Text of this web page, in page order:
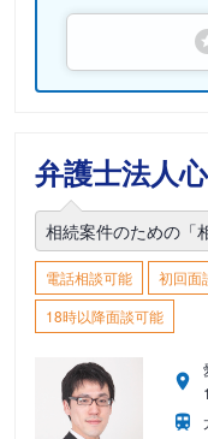
弁護士法人
相続案件のための「
電話相談可能 初回面
18時以降面談可能